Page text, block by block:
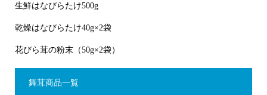
生鮮はなびらたけ500g
乾燥はなびらたけ40g×2袋
花びら茸の粉末（50g×2袋）
舞茸商品一覧